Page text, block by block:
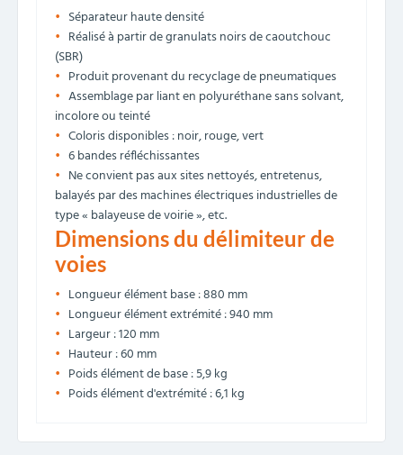
Séparateur haute densité
Réalisé à partir de granulats noirs de caoutchouc
(SBR)
Produit provenant du recyclage de pneumatiques
Assemblage par liant en polyuréthane sans solvant,
incolore ou teinté
Coloris disponibles : noir, rouge, vert
6 bandes réfléchissantes
Ne convient pas aux sites nettoyés, entretenus,
balayés par des machines électriques industrielles de
type « balayeuse de voirie », etc.
Dimensions du délimiteur de
voies
Longueur élément base : 880 mm
Longueur élément extrémité : 940 mm
Largeur : 120 mm
Hauteur : 60 mm
Poids élément de base : 5,9 kg
Poids élément d'extrémité : 6,1 kg